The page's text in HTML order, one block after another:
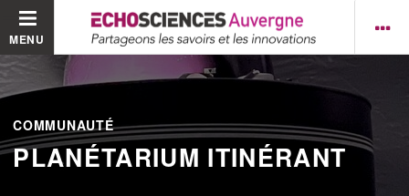
MENU
COMMUNAUTÉ
PLANÉTARIUM ITINÉRANT